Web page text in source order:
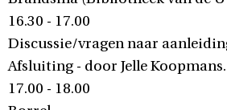
16.30 - 17.00
Discussie/vragen naar
Afsluiting - door Jelle Koopmans.
17.00 - 18.00